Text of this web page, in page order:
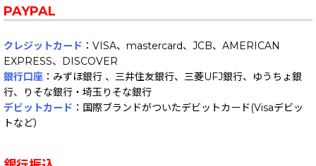
PAYPAL
クレジットカード ：VISA、mastercard、JCB、AMERICAN
EXPRESS、DISCOVER
銀行口座 ：みずほ銀行 、三井住友銀行、三菱UFJ銀行、ゆうちょ銀
行、りそな銀行・埼玉りそな銀行
デビットカード ：国際ブランドがついたデビットカード(Visaデビッ
トなど）